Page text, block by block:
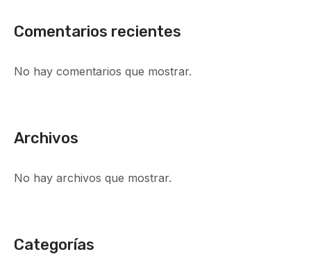
Comentarios recientes
No hay comentarios que mostrar.
Archivos
No hay archivos que mostrar.
Categorías